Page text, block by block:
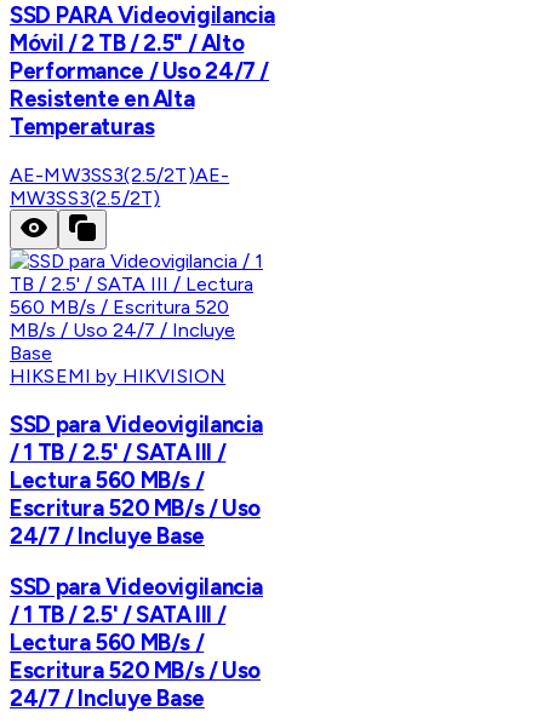
SSD PARA Videovigilancia
Móvil / 2 TB / 2.5" / Alto
Performance / Uso 24/7 /
Resistente en Alta
Temperaturas
AE-MW3SS3(2.5/2T)AE-
MW3SS3(2.5/2T)
HIKSEMI by HIKVISION
SSD para Videovigilancia
/ 1 TB / 2.5' / SATA III /
Lectura 560 MB/s /
Escritura 520 MB/s / Uso
24/7 / Incluye Base
SSD para Videovigilancia
/ 1 TB / 2.5' / SATA III /
Lectura 560 MB/s /
Escritura 520 MB/s / Uso
24/7 / Incluye Base